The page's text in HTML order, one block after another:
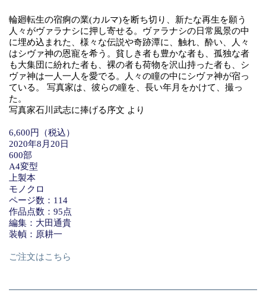
輪廻転生の宿痾の業(カルマ)を断ち切り、新たな再生を願う
人々がヴァラナシに押し寄せる。ヴァラナシの日常風景の中
に埋め込まれた、様々な伝説や奇跡潭に、触れ、酔い、人々
はシヴァ神の恩寵を希う。貧しき者も豊かな者も、孤独な者
も大集団に紛れた者も、裸の者も荷物を沢山持った者も、シ
ヴァ神は一人一人を愛でる。人々の瞳の中にシヴァ神が宿っ
ている。 写真家は、彼らの瞳を、長い年月をかけて、撮っ
た。
写真家石川武志に捧げる序文 より
6,600円（税込）
2020年8月20日
600部
A4変型
上製本
モノクロ
ページ数：114
作品点数：95点
編集：大田通貴
装幀：原耕一
ご注文はこちら